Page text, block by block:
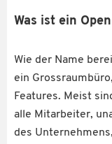
Was ist ein
Wie der Name
ein
Features. Meist
alle Mitarbeiter,
des